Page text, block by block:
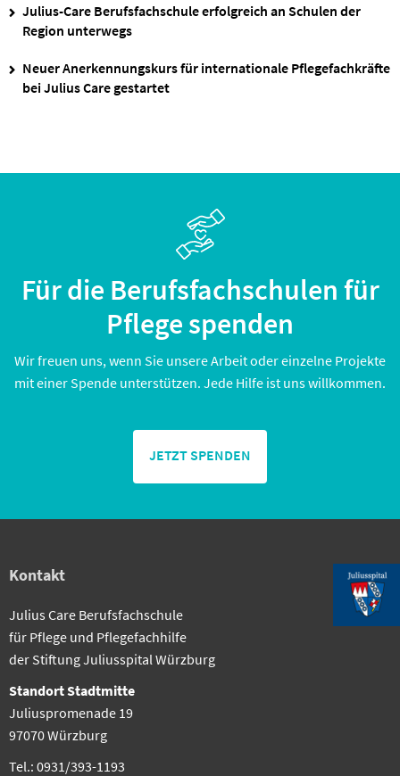
Julius-Care Berufsfachschule erfolgreich an Schulen der
Region unterwegs
Neuer Anerkennungskurs für internationale Pflegefachkräfte
bei Julius Care gestartet
Für die Berufsfachschulen für
Pflege spenden
Wir freuen uns, wenn Sie unsere Arbeit oder einzelne Projekte
mit einer Spende unterstützen. Jede Hilfe ist uns willkommen.
JETZT SPENDEN
Kontakt
Julius Care Berufsfachschule
für Pflege und Pflegefachhilfe
der Stiftung Juliusspital Würzburg
Standort Stadtmitte
Juliuspromenade 19
97070 Würzburg
Tel.: 0931/393-1193